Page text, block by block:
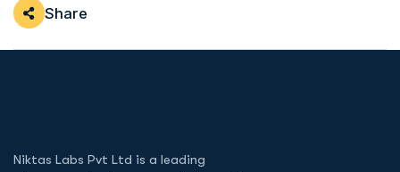
Share
Niktas Labs Pvt Ltd is a leading